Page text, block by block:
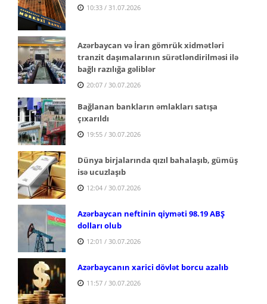
10:33 / 31.07.2026
Azərbaycan və İran gömrük xidmətləri
tranzit daşımalarının sürətləndirilməsi ilə
bağlı razılığa gəliblər
20:07 / 30.07.2026
Bağlanan bankların əmlakları satışa
çıxarıldı
19:55 / 30.07.2026
Dünya birjalarında qızıl bahalaşıb, gümüş
isə ucuzlaşıb
12:04 / 30.07.2026
Azərbaycan neftinin qiyməti 98.19 ABŞ
dolları olub
12:01 / 30.07.2026
Azərbaycanın xarici dövlət borcu azalıb
11:57 / 30.07.2026